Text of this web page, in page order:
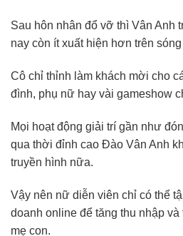
Sau hôn nhân đổ vỡ thì Vân Anh
nay còn ít xuất hiện hơn trên
Cô chỉ thỉnh làm khách mời cho
đình, phụ nữ hay vài gameshow
Mọi hoạt động giải trí gần như
qua thời đỉnh cao Đào Vân Anh
truyền hình nữa.
Vậy nên nữ diễn viên chỉ có thể
doanh online để tăng thu nhập và
mẹ con.